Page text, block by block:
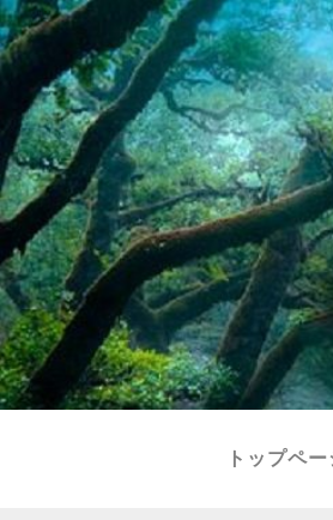
トップペー